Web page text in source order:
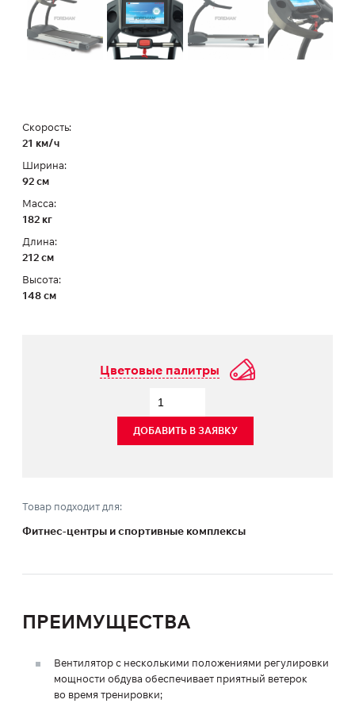
Скорость:
21 км/ч
Ширина:
92 см
Масса:
182 кг
Длина:
212 см
Высота:
148 см
Цветовые палитры
ДОБАВИТЬ В ЗАЯВКУ
Товар подходит для:
Фитнес-центры и спортивные комплексы
ПРЕИМУЩЕСТВА
Вентилятор с несколькими положениями регулировки
мощности обдува обеспечивает приятный ветерок
во время тренировки;